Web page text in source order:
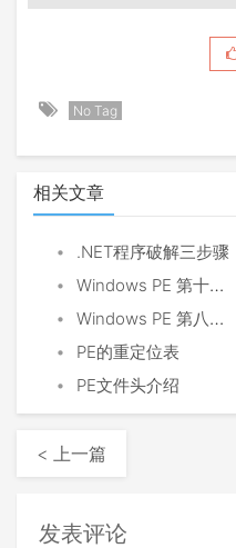
No Tag
相关文章
• .NET程序破解三步骤
• Windows PE 第十章 加载配置信息
• Windows PE 第八章 延迟加载导入表
• PE的重定位表
• PE文件头介绍
< 上一篇
发表评论